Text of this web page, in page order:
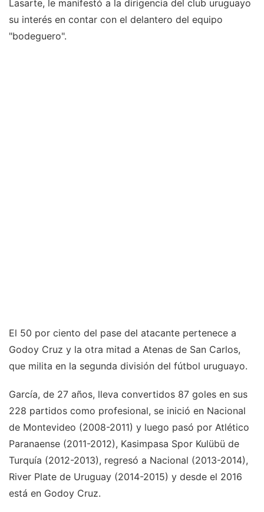
Lasarte, le manifestó a la dirigencia del club uruguayo
su interés en contar con el delantero del equipo
"bodeguero".
El 50 por ciento del pase del atacante pertenece a
Godoy Cruz y la otra mitad a Atenas de San Carlos,
que milita en la segunda división del fútbol uruguayo.
García, de 27 años, lleva convertidos 87 goles en sus
228 partidos como profesional, se inició en Nacional
de Montevideo (2008-2011) y luego pasó por Atlético
Paranaense (2011-2012), Kasimpasa Spor Kulübü de
Turquía (2012-2013), regresó a Nacional (2013-2014),
River Plate de Uruguay (2014-2015) y desde el 2016
está en Godoy Cruz.